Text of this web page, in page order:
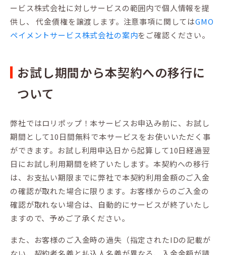
ービス株式会社に対しサービスの範囲内で個人情報を提
供し、 代金債権を譲渡します。注意事項に関してはGMO
ペイメントサービス株式会社の案内をご確認ください。
お試し期間から本契約への移行に
ついて
弊社ではロリポップ！本サービスお申込み前に、お試し
期間として10日間無料で本サービスをお使いいただく事
ができます。お試し利用申込日から起算して10日経過翌
日にお試し利用期間を終了いたします。本契約への移行
は、お支払い期限までに弊社で本契約利用金額のご入金
の確認が取れた場合に限ります。お客様からのご入金の
確認が取れない場合は、自動的にサービスが終了いたし
ますので、予めご了承ください。
また、お客様のご入金時の過失（指定されたIDの記載が